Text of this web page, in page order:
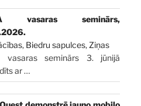
vasaras seminārs,
, Biedru sapulces, Ziņas
vasaras seminārs 3. jūnijā
ar…